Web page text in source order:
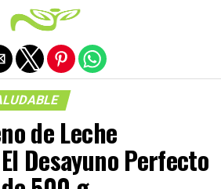
de Leche
Desayuno Perfecto
de la versión móvil